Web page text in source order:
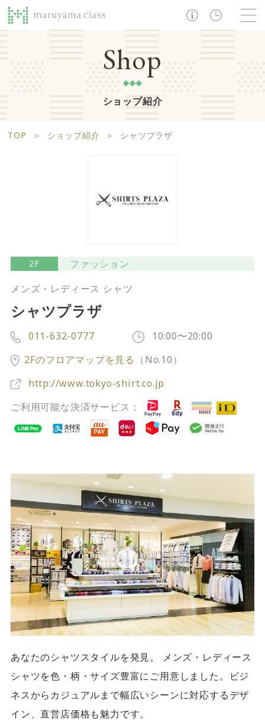
TOP
ショップ レストラン・カフェ ショップニュース
Zooっと割
閉じる
Life support floor
ライフサポートフロア
Food boutique floor
営業時間 10:00 ~ 20:00
※一部店舗は営業時間が異なります。
2F Fashion & Life style floor
営業時間 10:00 ~ 20:00
3F Service & Beauty & Restaurant
営業時間 10:00 ~ 22:00
4F/5F Physical care floor
フィジカルケアフロア
営業時間 10:00 ~ 23:00
Shop
ショップ紹介
TOP ＞ ショップ紹介 ＞ シャツプラザ
2F
ファッション
メンズ・レディース シャツ
シャツプラザ
011-632-0777
10:00〜20:00
2Fのフロアマップを見る （No.10）
http://www.tokyo-shirt.co.jp
ご利用可能な決済サービス：
あなたのシャツスタイルを発見。 メンズ・レディース
シャツを色・柄・サイズ豊富にご用意しました。ビジ
ネスからカジュアルまで幅広いシーンに対応するデザ
イン、直営店価格も魅力です。